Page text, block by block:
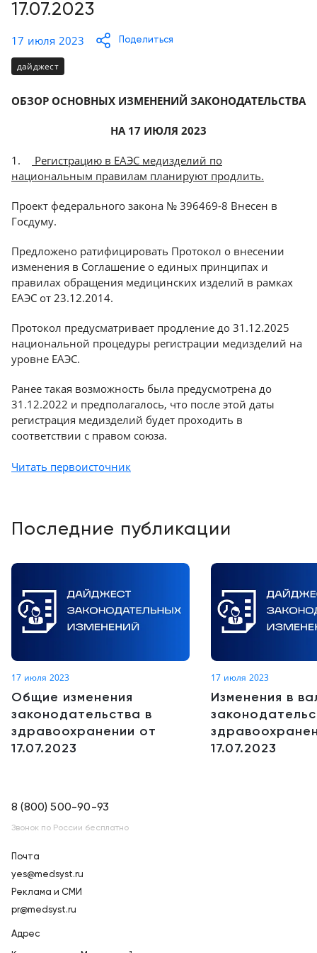
Trade-
Доставка
и
Отзывы
о
Контакты
8
(800)
500-
90-
Краснодар
17.07.2023
17 июля 2023 Поделиться
дайджест
ОБЗОР ОСНОВНЫХ ИЗМЕНЕНИЙ ЗАКОНОДАТЕЛЬСТВА
НА 17 ИЮЛЯ 2023
1.
Регистрацию в ЕАЭС медизделий по
национальным правилам планируют продлить.
Проект федерального закона № 396469-8 Внесен в
Госдуму.
Предложено ратифицировать Протокол о внесении
изменения в Соглашение о единых принципах и
правилах обращения медицинских изделий в рамках
ЕАЭС от 23.12.2014.
Протокол предусматривает продление до 31.12.2025
национальной процедуры регистрации медизделий на
уровне ЕАЭС.
Ранее такая возможность была предусмотрена до
31.12.2022 и предполагалось, что после этой даты
регистрация медизделий будет проходить в
соответствии с правом союза.
Читать первоисточник
Последние публикации
17 июля 2023
Общие изменения
законодательства в
здравоохранении от
17.07.2023
17 июля 2023
Изменения в
17.07.2023
8 (800) 500-90-93
Звонок по России бесплатно
Почта
yes@medsyst.ru
Реклама и СМИ
pr@medsyst.ru
Адрес